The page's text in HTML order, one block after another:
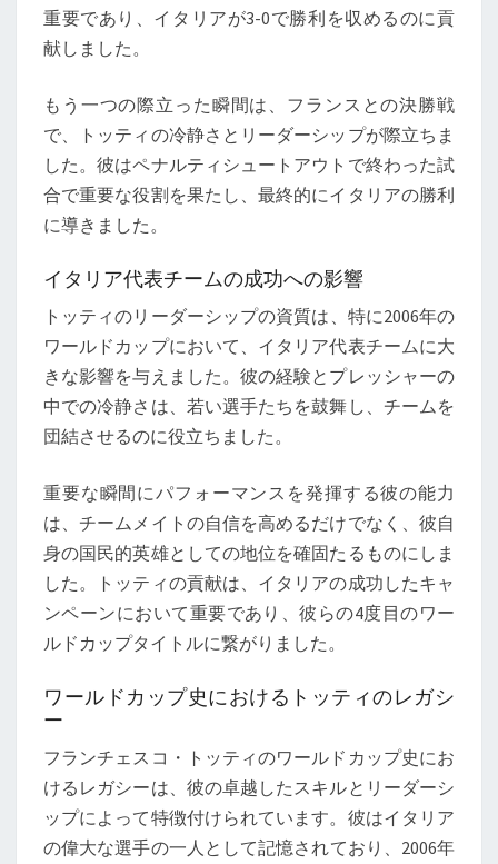
重要であり、イタリアが3-0で勝利を収めるのに貢
献しました。
もう一つの際立った瞬間は、フランスとの決勝戦
で、トッティの冷静さとリーダーシップが際立ちま
した。彼はペナルティシュートアウトで終わった試
合で重要な役割を果たし、最終的にイタリアの勝利
に導きました。
イタリア代表チームの成功への影響
トッティのリーダーシップの資質は、特に2006年の
ワールドカップにおいて、イタリア代表チームに大
きな影響を与えました。彼の経験とプレッシャーの
中での冷静さは、若い選手たちを鼓舞し、チームを
団結させるのに役立ちました。
重要な瞬間にパフォーマンスを発揮する彼の能力
は、チームメイトの自信を高めるだけでなく、彼自
身の国民的英雄としての地位を確固たるものにしま
した。トッティの貢献は、イタリアの成功したキャ
ンペーンにおいて重要であり、彼らの4度目のワー
ルドカップタイトルに繋がりました。
ワールドカップ史におけるトッティのレガシ
ー
フランチェスコ・トッティのワールドカップ史にお
けるレガシーは、彼の卓越したスキルとリーダーシ
ップによって特徴付けられています。彼はイタリア
の偉大な選手の一人として記憶されており、2006年